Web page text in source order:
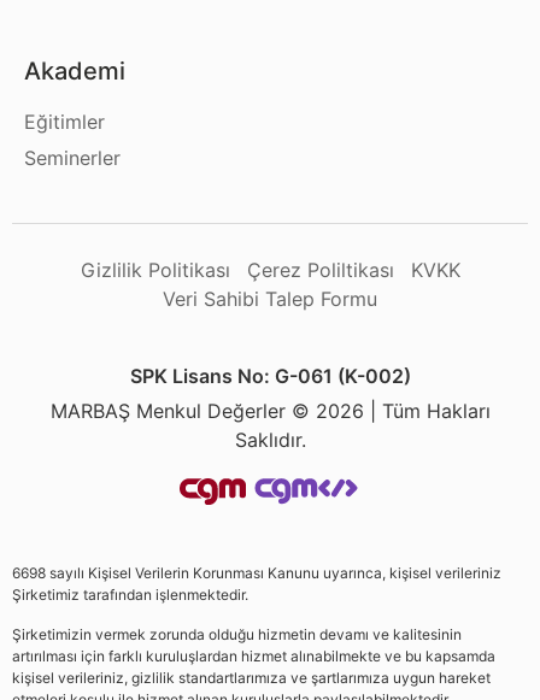
Akademi
Eğitimler
Seminerler
Gizlilik Politikası Çerez Poliltikası
KVKK
Veri Sahibi Talep Formu
SPK Lisans No: G-061 (K-002)
MARBAŞ Menkul Değerler © 2026 | Tüm Hakları
Saklıdır.
6698 sayılı Kişisel Verilerin Korunması Kanunu uyarınca, kişisel verileriniz
Şirketimiz tarafından işlenmektedir.
Şirketimizin vermek zorunda olduğu hizmetin devamı ve kalitesinin
artırılması için farklı kuruluşlardan hizmet alınabilmekte ve bu kapsamda
kişisel verileriniz, gizlilik standartlarımıza ve şartlarımıza uygun hareket